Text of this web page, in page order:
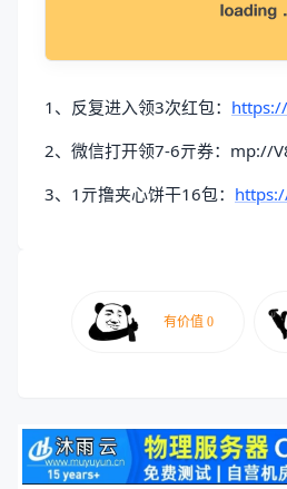
1、反复进入领3次红包：
2、微信打开领7-6亓券：mp://
3、1亓撸夹心饼干16包：